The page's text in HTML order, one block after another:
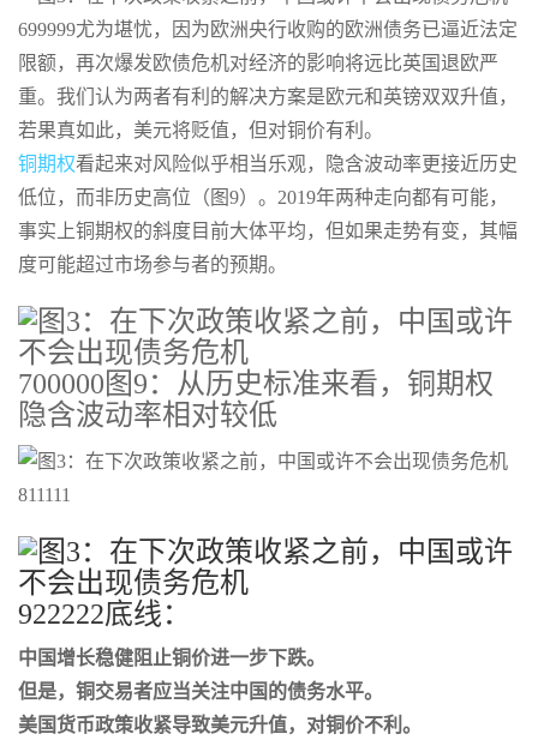
699999尤为堪忧，因为欧洲央行收购的欧洲债务已逼近法定
限额，再次爆发欧债危机对经济的影响将远比英国退欧严
重。我们认为两者有利的解决方案是欧元和英镑双双升值，
若果真如此，美元将贬值，但对铜价有利。
铜期权看起来对风险似乎相当乐观，隐含波动率更接近历史
低位，而非历史高位（图9）。2019年两种走向都有可能，
事实上铜期权的斜度目前大体平均，但如果走势有变，其幅
度可能超过市场参与者的预期。
700000图9：从历史标准来看，铜期权
隐含波动率相对较低
811111
922222底线：
中国增长稳健阻止铜价进一步下跌。
但是，铜交易者应当关注中国的债务水平。
美国货币政策收紧导致美元升值，对铜价不利。